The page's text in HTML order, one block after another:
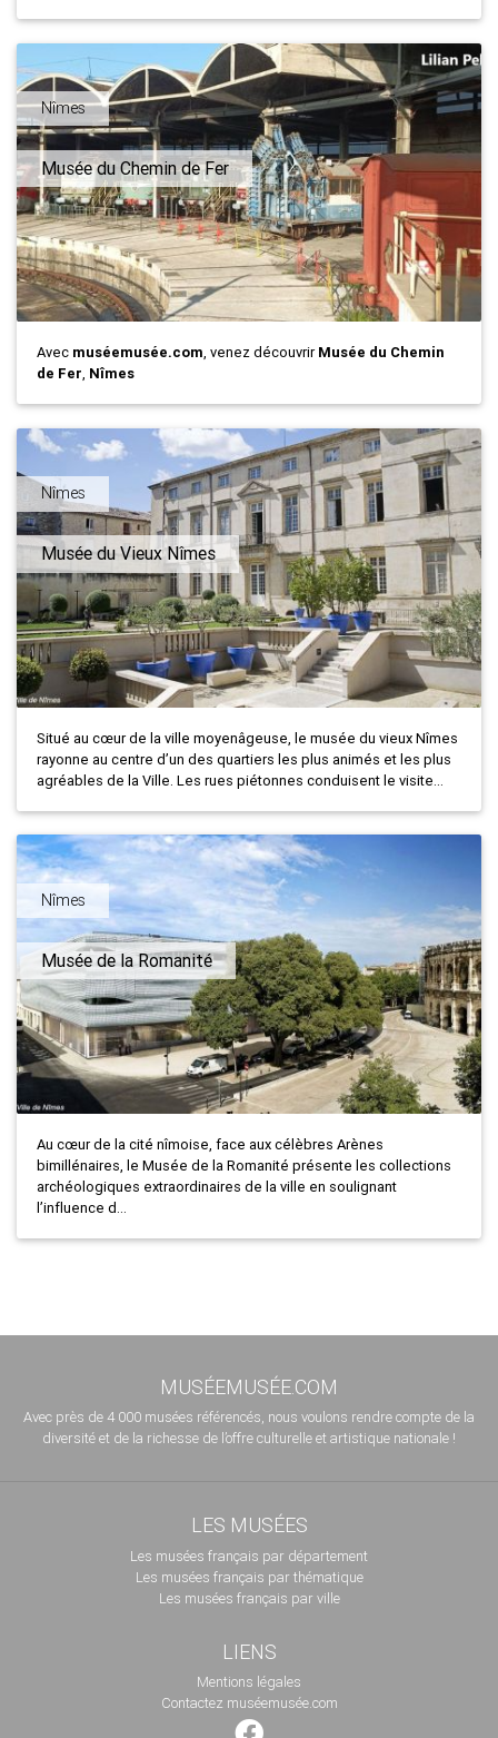
Nîmes
Musée du Chemin de Fer
Avec muséemusée.com, venez découvrirMusée du Chemin
de Fer, Nîmes
Nîmes
Musée du Vieux Nîmes
Situé au cœur de la ville moyenâgeuse, le musée du vieux Nîmes
rayonne au centre d’un des quartiers les plus animés et les plus
agréables de la Ville. Les rues piétonnes conduisent le visite...
Nîmes
Musée de la Romanité
Au cœur de la cité nîmoise, face aux célèbres Arènes
bimillénaires, le Musée de la Romanité présente les collections
archéologiques extraordinaires de la ville en soulignant
l’influence d...
MUSÉEMUSÉE.COM
Avec près de 4 000 musées référencés, nous voulons rendre compte de la
diversité et de la richesse de l’offre culturelle et artistique nationale !
LES MUSÉES
Les musées français par département
Les musées français par thématique
Les musées français par ville
LIENS
Mentions légales
Contactez muséemusée.com